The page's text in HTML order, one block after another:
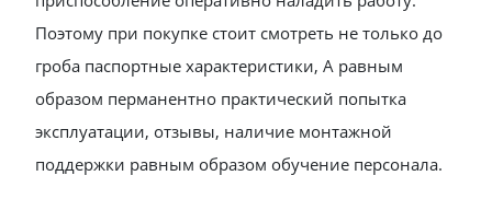
Поэтому при покупке стоит смотреть не только до
гроба паспортные характеристики, А равным
образом перманентно практический попытка
эксплуатации, отзывы, наличие монтажной
поддержки равным образом обучение персонала.